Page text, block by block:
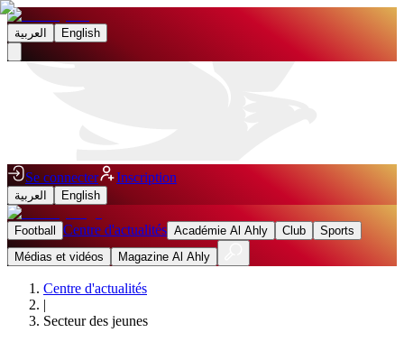
العربية English
Se connecter Inscription
العربية English
Football Centre d'actualités Académie Al Ahly Club
Sports
Médias et vidéos
Magazine Al Ahly
Centre d'actualités
|
Secteur des jeunes